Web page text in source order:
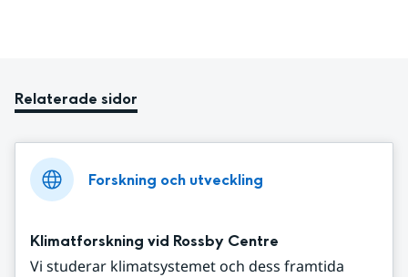
Relaterade sidor
Forskning och utveckling
Klimatforskning vid Rossby Centre
Vi studerar klimatsystemet och dess framtida